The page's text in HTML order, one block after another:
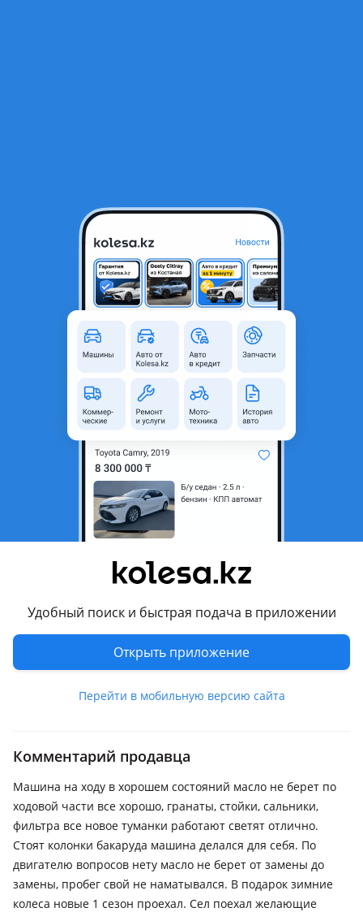
Удобный поиск и быстрая подача в приложении
Открыть приложение
Перейти в мобильную версию сайта
Volkswagen Golf 1994 года
Объявление находится в архиве и может быть
Кокшетау, Акмолинская
1991 - 2002 3 поколение
Хэтчбек
Объем двигателя, л
Пробег
Механика
Руль
Слева
Растаможен в Казахстане
аудиосистема, bluetooth, сабвуфер , налог уплачен,
техосмотр пройден, вложений не требует
Комментарий продавца
Машина на ходу в хорошем состояний масло не берет по
ходовой части все хорошо, гранаты, стойки, сальники,
фильтра все новое туманки работают светят отлично.
Стоят колонки бакаруда машина делался для себя. По
двигателю вопросов нету масло не берет от замены до
замены, пробег свой не наматывался. В подарок зимние
колеса новые 1 сезон проехал. Сел поехал желающие